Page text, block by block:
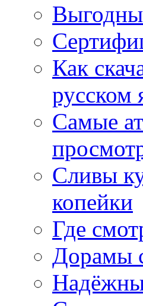
Как
русском
Самые
Сливы
копейки
Где
Дорамы